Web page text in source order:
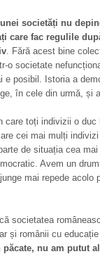
societăți nu
care fac regulile
. Fără acest bine
o societate
e posibil. Istoria a
în cele din urmă, și
care toți indivizii o
cei mai mulți
de situația cea
Avem un
mai repede acolo
societatea
și românii cu
păcate, nu am putut